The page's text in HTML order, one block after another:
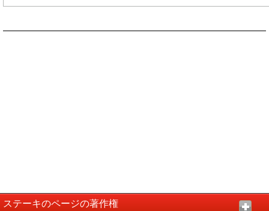
ステーキのページの著作権